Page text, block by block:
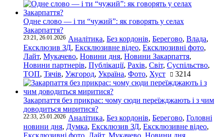
Одне слово — і ти “чужий”: як говорять у селах
Закарпаття?
23:21, 26.01.2026 Аналітика, Без кордонів, Берегово, Влада,
Ексклюзив ЗД, Ексклюзивне відео, Ексклюзивні фото,
Лайт, Мукачево, Новини дня, Новини Закарпаття,
Новини партнерів, Публікації, Рахів, Світ, Суспільство,
ТОП, Тячів, Ужгород, Україна, Фото, Хуст 3214
Закарпаття без прикрас: чому сюди переїжджають і з чим
доводиться миритися?
22:33, 25.01.2026 Аналітика, Без кордонів, Берегово, Головні
новини дня, Думка, Ексклюзив ЗД, Ексклюзивне відео,